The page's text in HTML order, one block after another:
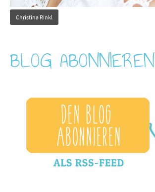
Christina Rinkl
BLOG ABONNIEREN